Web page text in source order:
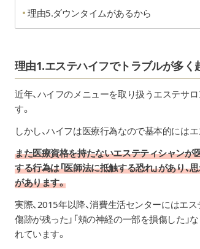
理由5.ダウンタイムがあるから
理由1.エステハイフでトラブルが多く
近年、ハイフのメニューを取り扱うエステサ
す。
しかし、ハイフは医療行為なので基本的には
また医療資格を持たないエステティシャンが
する行為は「医師法に抵触する恐れ」があり
があります。
実際、2015年以降、消費生活センターにはエス
傷跡が残った」「頬の神経の一部を損傷した
れています。